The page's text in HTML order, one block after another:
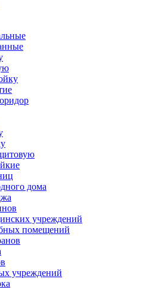
дома
учреждений
помещений
учреждений